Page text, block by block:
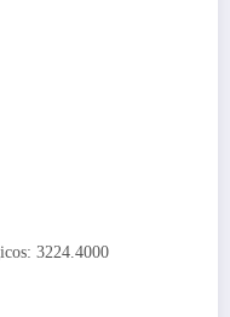
3224.4000